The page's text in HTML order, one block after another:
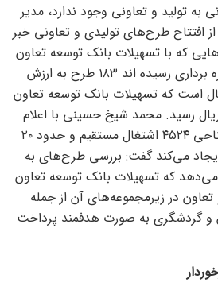
به تولید و تعاونی وجود ندارد، مدیر
افتتاح طرح‌های تولیدی و تعاونی خبر
که با تسهیلات بانک توسعه تعاون
در دهه فجر امسال به بهره برداری رسیده اند ۱۸۳ طرح به ارزش
میلیارد ریال است که تسهیلات بانک توسعه تعاون
میلیارد ریال رسید. محمد شیخ حسینی با اعلام
اینکه این میزان طرح افتتاحی ۴۵۲۴ اشتغال مستقیم و حدود ۲۰
می‌کند گفت: بررسی طرح‌های به
می‌دهد که تسهیلات بانک توسعه تعاون
در زیرمجموعه‌های آن از جمله
گردشگری به صورت هدفمند پرداخت